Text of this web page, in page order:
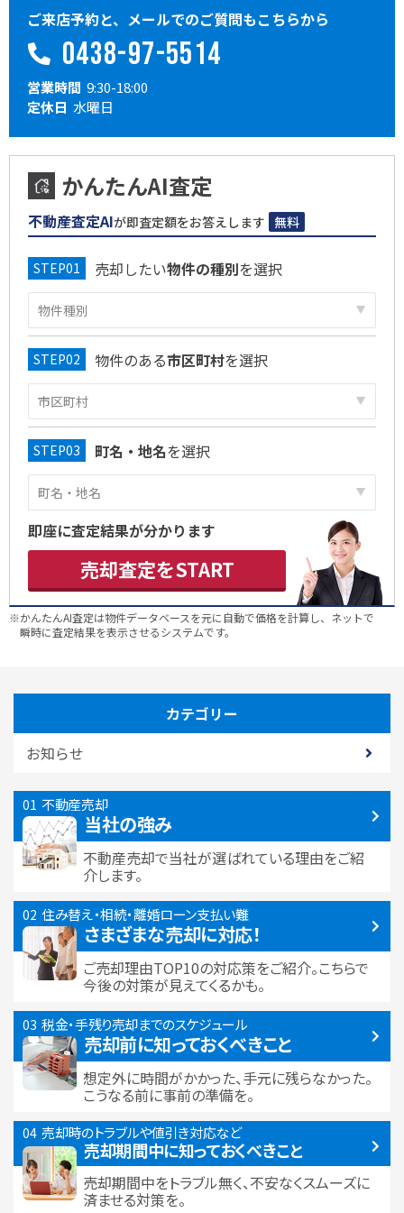
ご来店予約と、メールでのご質問もこちらから
0438-97-5514
営業時間 9:30-18:00
定休日 水曜日
かんたんAI査定
不動産査定AIが即査定額をお答えします 無料
売却したい物件の種別を選択
物件のある市区町村を選択
町名・地名を選択
即座に査定結果が分かります
売却査定をSTART
※かんたんAI査定は物件データベースを元に自動で価格を計算し、ネットで
瞬時に査定結果を表示させるシステムです。
カテゴリー
お知らせ
不動産売却
当社の強み
不動産売却で当社が選ばれている理由をご紹
介します。
住み替え・相続・離婚ローン支払い難
さまざまな売却に対応！
ご売却理由TOP10の対応策をご紹介。こちらで
今後の対策が見えてくるかも。
税金・手残り売却までのスケジュール
売却前に知っておくべきこと
想定外に時間がかかった、手元に残らなかった。
こうなる前に事前の準備を。
売却時のトラブルや値引き対応など
売却期間中に知っておくべきこと
売却期間中をトラブル無く、不安なくスムーズに
済ませる対策を。